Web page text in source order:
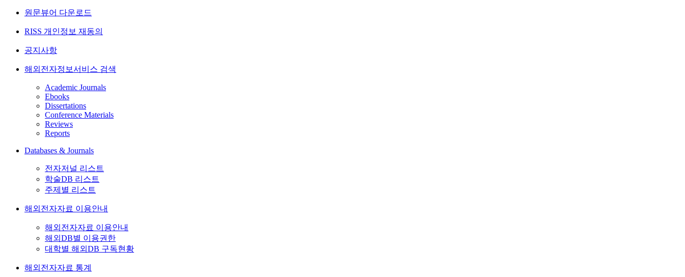
원문뷰어 다운로드
RISS 개인정보 재동의
공지사항
해외전자정보서비스 검색
Academic Journals
Ebooks
Dissertations
Conference Materials
Reviews
Reports
Databases & Journals
전자저널 리스트
학술DB 리스트
주제별 리스트
해외전자자료 이용안내
해외전자자료 이용안내
해외DB별 이용권한
대학별 해외DB 구독현황
해외전자자료 통계